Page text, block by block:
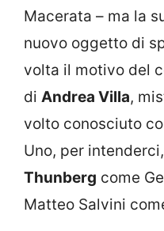
Macerata – ma la
nuovo oggetto di
volta il motivo del
di Andrea Villa,
volto conosciuto
Uno, per
Thunberg come
Matteo Salvini